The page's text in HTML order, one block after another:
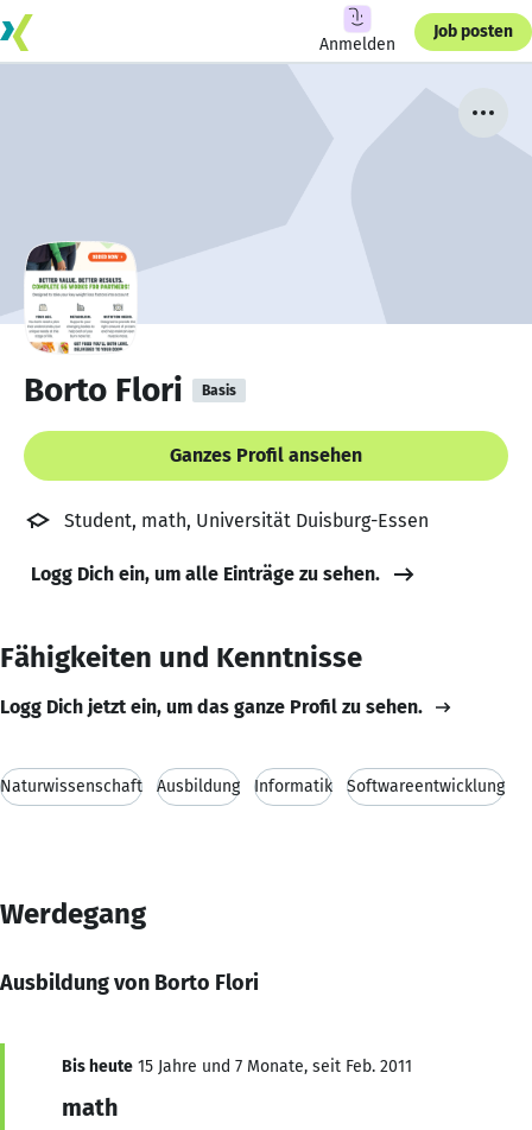
Anmelden
Job posten
Borto Flori Basis
Ganzes Profil ansehen
Student, math, Universität Duisburg-Essen
Logg Dich ein, um alle Einträge zu sehen.
Fähigkeiten und Kenntnisse
Logg Dich jetzt ein, um das ganze Profil zu sehen.
Naturwissenschaft Ausbildung Informatik Softwareentwicklung
Werdegang
Ausbildung von Borto Flori
Bis heute 15 Jahre und 7 Monate, seit Feb. 2011
math